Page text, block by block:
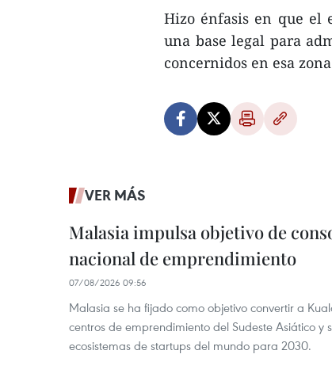
Hizo énfasis en que el
una base legal para
concernidos en esa
VER MÁS
Malasia impulsa objetivo de
nacional de emprendimiento
07/08/2026 09:56
Malasia se ha fijado como objetivo convertir a
centros de emprendimiento del Sudeste Asiático y
ecosistemas de startups del mundo para 2030.